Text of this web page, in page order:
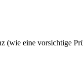
(wie eine vorsichtige